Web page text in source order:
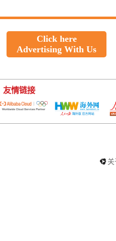
Click here
Advertising With Us
友情链接